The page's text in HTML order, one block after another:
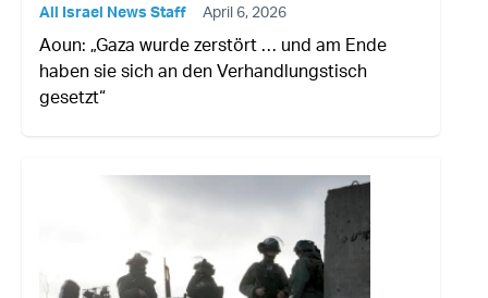
All Israel News Staff April 6, 2026
Aoun: „Gaza wurde zerstört … und am Ende
haben sie sich an den Verhandlungstisch
gesetzt“